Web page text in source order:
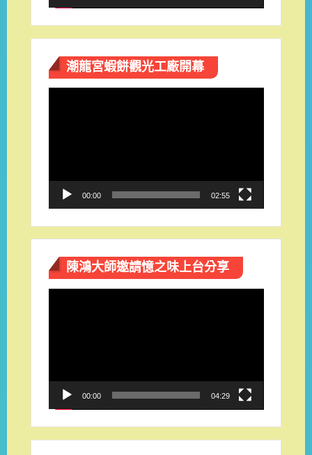
潮龍宮蝦餅觀光工廠開幕
00:00 02:55
陳鴻大師邀請憶之味上台分享
00:00 04:29